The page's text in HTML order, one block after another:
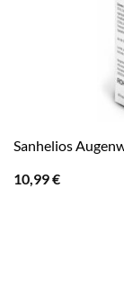
Sanhelios
10,99€